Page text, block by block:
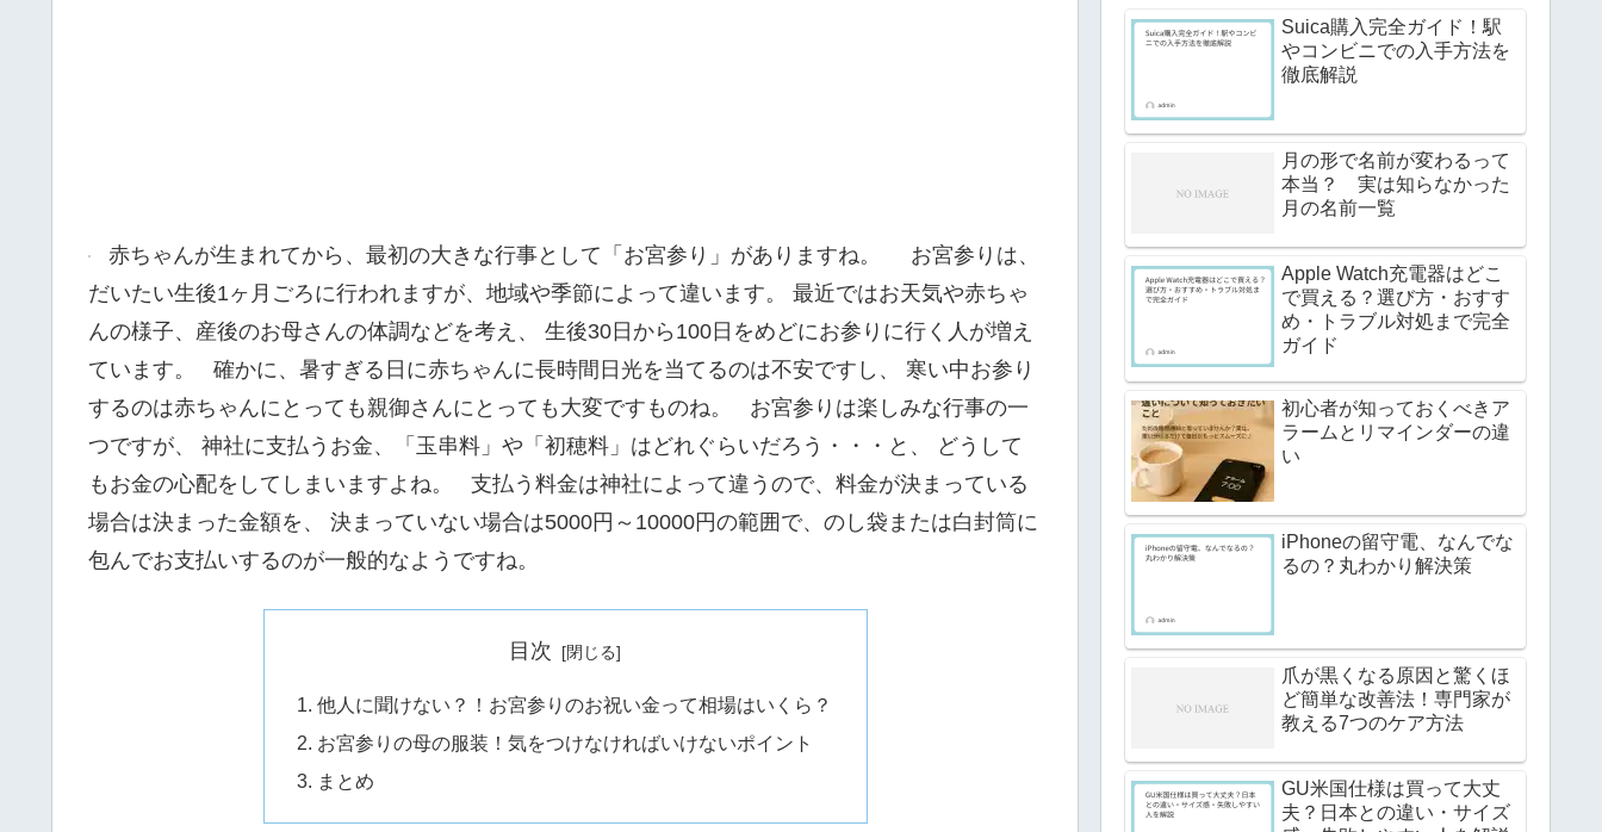
赤ちゃんが生まれてから、最初の大きな行事として「お宮参り」がありますね。 お宮参りは、
だいたい生後1ヶ月ごろに行われますが、地域や季節によって違います。 最近ではお天気や赤ちゃ
んの様子、産後のお母さんの体調などを考え、 生後30日から100日をめどにお参りに行く人が増え
ています。 確かに、暑すぎる日に赤ちゃんに長時間日光を当てるのは不安ですし、 寒い中お参り
するのは赤ちゃんにとっても親御さんにとっても大変ですものね。 お宮参りは楽しみな行事の一
つですが、 神社に支払うお金、「玉串料」や「初穂料」はどれぐらいだろう・・・と、 どうして
もお金の心配をしてしまいますよね。 支払う料金は神社によって違うので、料金が決まっている
場合は決まった金額を、 決まっていない場合は5000円～10000円の範囲で、のし袋または白封筒に
包んでお支払いするのが一般的なようですね。
目次
他人に聞けない？！お宮参りのお祝い金って相場はいくら？
お宮参りの母の服装！気をつけなければいけないポイント
まとめ
Suica購入完全ガイド！駅
やコンビニでの入手方法を
徹底解説
月の形で名前が変わるって
本当？ 実は知らなかった
月の名前一覧
Apple Watch充電器はどこ
で買える？選び方・おすす
め・トラブル対処まで完全
ガイド
初心者が知っておくべきア
ラームとリマインダーの違
い
iPhoneの留守電、なんでな
るの？丸わかり解決策
爪が黒くなる原因と驚くほ
ど簡単な改善法！専門家が
教える7つのケア方法
GU米国仕様は買って大丈
夫？日本との違い・サイズ